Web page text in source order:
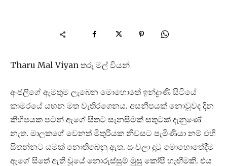
Tharu Mal Viyan තරු මල් වියන්
අංජලීගේ ඇමතුම ලැබෙන මොහොතේ ඉන්ද්‍රාණි සිටියේ
කාමරයේ යහන මත වැතිරගෙනය. අසනීපයක් නොවූවද දින
කිහිපයක පටන් ඇගේ සිතට සැනසීමක් සතුටක් දැනුණේ
නැත. මාලකගේ වෙනත් මිතුරියක නිවසට පැමිණියා නම් එහි
සිතන්නට යමක් නොතිබෙනු ඇත. සංචලා දුටු මොහොතේදීම
ඇගේ සිතේ ඇති වූයේ නොරුස්සුම් මුසු කෝපී හැඟීමකි. එය